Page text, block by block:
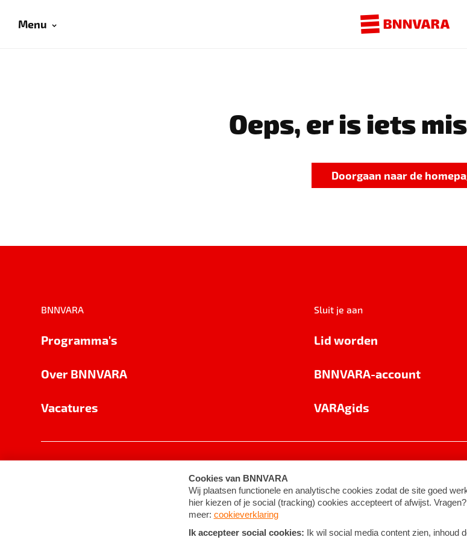
Menu
Oeps, er is iets
Doorgaan naar de
BNNVARA
Programma's
Over BNNVARA
Vacatures
Sluit je aan
Lid worden
BNNVARA-account
VARAgids
Cookie-instellingen Algemene voorwaarden ©2026BNNVARA